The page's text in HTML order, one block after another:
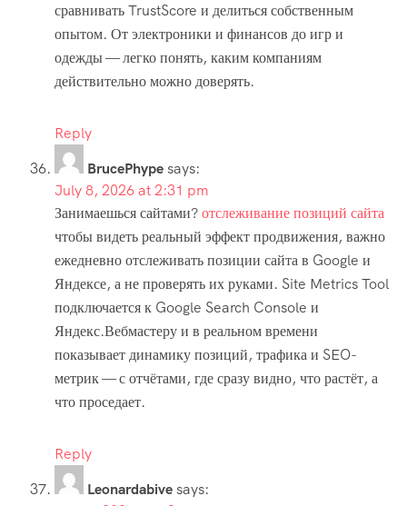
сравнивать TrustScore и делиться собственным
опытом. От электроники и финансов до игр и
одежды — легко понять, каким компаниям
действительно можно доверять.
Reply
BrucePhypesays:
July 8, 2026 at 2:31 pm
Занимаешься сайтами?отслеживание позиций сайта
чтобы видеть реальный эффект продвижения, важно
ежедневно отслеживать позиции сайта в Google и
Яндексе, а не проверять их руками. Site Metrics Tool
подключается к Google Search Console и
Яндекс.Вебмастеру и в реальном времени
показывает динамику позиций, трафика и SEO-
метрик — с отчётами, где сразу видно, что растёт, а
что проседает.
Reply
Leonardabivesays: